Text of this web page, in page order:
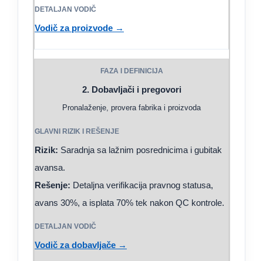
Vodič za proizvode →
2. Dobavljači i pregovori
Pronalaženje, provera fabrika i proizvoda
Rizik: Saradnja sa lažnim posrednicima i gubitak
avansa.
Rešenje: Detaljna verifikacija pravnog statusa,
avans 30%, a isplata 70% tek nakon QC kontrole.
Vodič za dobavljače →